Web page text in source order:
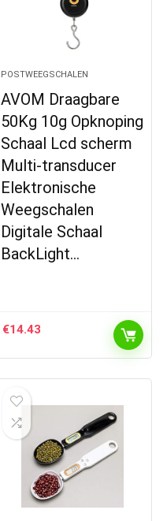
POSTWEEGSCHALEN
AVOM Draagbare
50Kg 10g Opknoping
Schaal Lcd scherm
Multi-transducer
Elektronische
Weegschalen
Digitale Schaal
BackLight…
€14.43